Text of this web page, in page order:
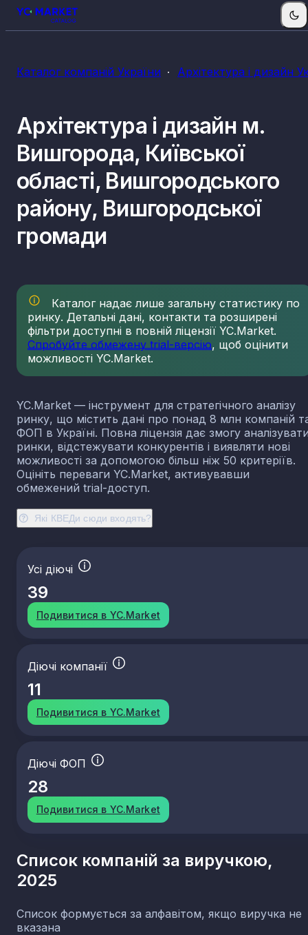
Каталог компаній України Архітектура і дизайн
Які КВЕДи сюди входять?
Архітектура і дизайн м.
Вишгорода, Київської
області, Вишгородського
району, Вишгородської
громади
Каталог надає лише загальну статистику по
ринку. Детальні дані, контакти та розширені
фільтри доступні в повній ліцензії YC.Market.
Спробуйте обмежену trial-версію, щоб оцінити
можливості YC.Market.
YC.Market — інструмент для стратегічного аналізу
ринку, що містить дані про понад 8 млн компаній
ФОП в Україні. Повна ліцензія дає змогу
ринки, відстежувати конкурентів і виявляти нові
можливості за допомогою більш ніж 50 критеріїв.
Оцініть переваги YC.Market, активувавши
обмежений trial-доступ.
Усі діючі
39
Подивитися в YC.Market
Діючі компанії
11
Подивитися в YC.Market
Діючі ФОП
28
Подивитися в YC.Market
Список компаній за виручкою,
2025
Список формується за алфавітом, якщо виручка не
вказана
КВЕДи архітектури і дизайну